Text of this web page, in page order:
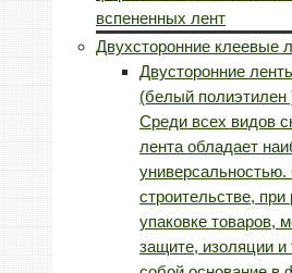
вспененных лент
Двухсторонние клеевые
Двусторонние
(белый полиэтилен
Среди всех видов
лента обладает
строительстве,
упаковке товаров,
защите, изоляции